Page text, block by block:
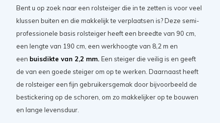
Bent u op zoek naar een rolsteiger die in te zetten is voor veel
klussen buiten en die makkelijk te verplaatsen is? Deze semi-
professionele basis rolsteiger heeft een breedte van 90 cm,
een lengte van 190 cm, een werkhoogte van 8,2 m en
een buisdikte van 2,2 mm. Een steiger die veilig is en geeft
de van een goede steiger om op te werken. Daarnaast heeft
de rolsteiger een fijn gebruikersgemak door bijvoorbeeld de
bestickering op de schoren, om zo makkelijker op te bouwen
en lange levensduur.